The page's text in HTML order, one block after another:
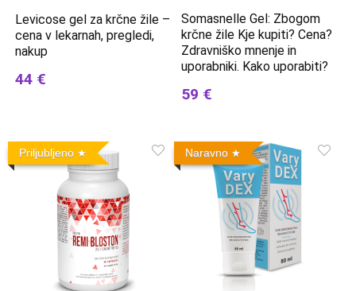
Levicose gel za krčne žile –
cena v lekarnah, pregledi,
nakup
44 €
Somasnelle Gel: Zbogom
krčne žile Kje kupiti? Cena?
Zdravniško mnenje in
uporabniki. Kako uporabiti?
59 €
Priljubljeno Naravno